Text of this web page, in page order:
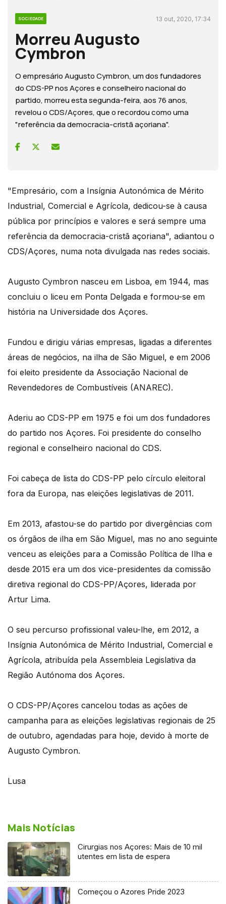
SOCIEDADE 13 out, 2020, 17:34
Morreu Augusto
Cymbron
O empresário Augusto Cymbron, um dos fundadores
do CDS-PP nos Açores e conselheiro nacional do
partido, morreu esta segunda-feira, aos 76 anos,
revelou o CDS/Açores, que o recordou como uma
"referência da democracia-cristã açoriana".
"Empresário, com a Insígnia Autonómica de Mérito
Industrial, Comercial e Agrícola, dedicou-se à causa
pública por princípios e valores e será sempre uma
referência da democracia-cristã açoriana", adiantou o
CDS/Açores, numa nota divulgada nas redes sociais.
Augusto Cymbron nasceu em Lisboa, em 1944, mas
concluiu o liceu em Ponta Delgada e formou-se em
história na Universidade dos Açores.
Fundou e dirigiu várias empresas, ligadas a diferentes
áreas de negócios, na ilha de São Miguel, e em 2006
foi eleito presidente da Associação Nacional de
Revendedores de Combustíveis (ANAREC).
Aderiu ao CDS-PP em 1975 e foi um dos fundadores
do partido nos Açores. Foi presidente do conselho
regional e conselheiro nacional do CDS.
Foi cabeça de lista do CDS-PP pelo círculo eleitoral
fora da Europa, nas eleições legislativas de 2011.
Em 2013, afastou-se do partido por divergências com
os órgãos de ilha em São Miguel, mas no ano seguinte
venceu as eleições para a Comissão Política de Ilha e
desde 2015 era um dos vice-presidentes da comissão
diretiva regional do CDS-PP/Açores, liderada por
Artur Lima.
O seu percurso profissional valeu-lhe, em 2012, a
Insígnia Autonómica de Mérito Industrial, Comercial e
Agrícola, atribuída pela Assembleia Legislativa da
Região Autónoma dos Açores.
O CDS-PP/Açores cancelou todas as ações de
campanha para as eleições legislativas regionais de 25
de outubro, agendadas para hoje, devido à morte de
Augusto Cymbron.
Lusa
Mais Notícias
Cirurgias nos Açores: Mais de 10 mil
utentes em lista de espera
Começou o Azores Pride 2023